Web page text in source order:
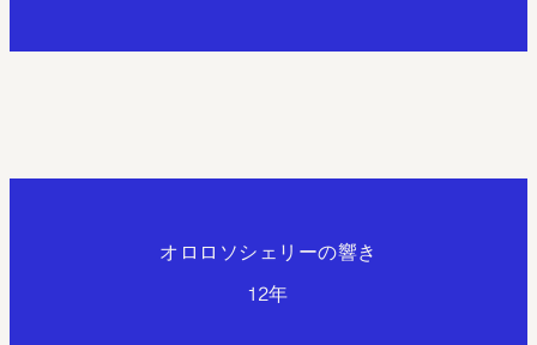
オロロソシェリーの響き
12年